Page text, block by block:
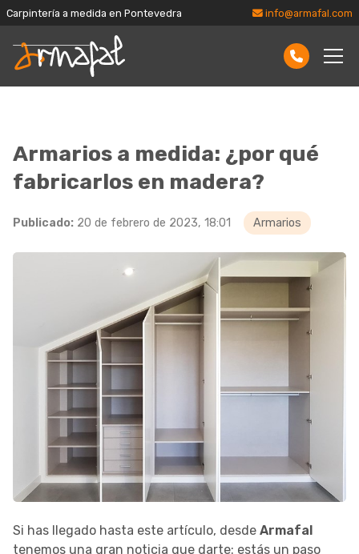
Carpintería a medida en Pontevedra info@armafal.com
Armarios a medida: ¿por qué
fabricarlos en madera?
Publicado: 20 de febrero de 2023, 18:01 Armarios
Si has llegado hasta este artículo, desde Armafal
tenemos una gran noticia que darte: estás un paso